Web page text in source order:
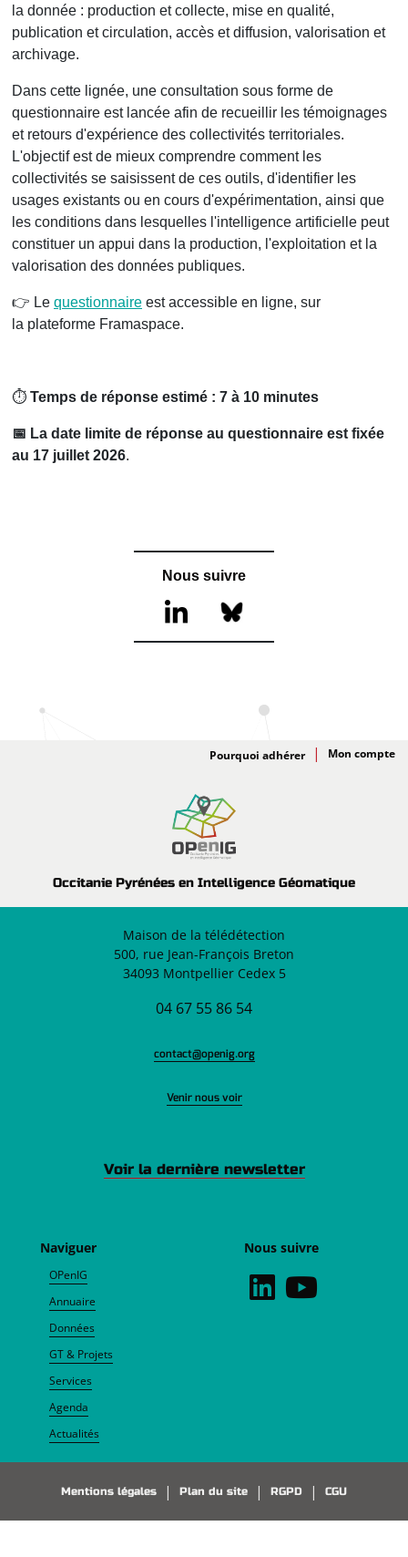
la donnée : production et collecte, mise en qualité,
publication et circulation, accès et diffusion, valorisation et
archivage.
Dans cette lignée, une consultation sous forme de
questionnaire est lancée afin de recueillir les témoignages
et retours d'expérience des collectivités territoriales.
L'objectif est de mieux comprendre comment les
collectivités se saisissent de ces outils, d'identifier les
usages existants ou en cours d'expérimentation, ainsi que
les conditions dans lesquelles l'intelligence artificielle peut
constituer un appui dans la production, l'exploitation et la
valorisation des données publiques.
👉 Le questionnaire est accessible en ligne, sur
la plateforme Framaspace.
⏱️ Temps de réponse estimé : 7 à 10 minutes
📅 La date limite de réponse au questionnaire est fixée
au 17 juillet 2026.
Nous suivre
Occitanie Pyrénées en Intelligence Géomatique
Adhésion
Pourquoi adhérer
Naviguer
OPenIG
Annuaire
Données
GT & Projets
Services
Agenda
Actualités
Maison de la télédétection
500, rue Jean-François Breton
34093 Montpellier Cedex 5
04 67 55 86 54
contact@openig.org
Venir nous voir
Nous suivre
Voir la dernière newsletter
Mentions légales Plan du site RGPD CGU